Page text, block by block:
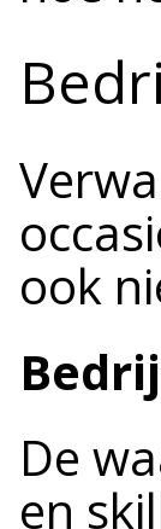
ook
De
en